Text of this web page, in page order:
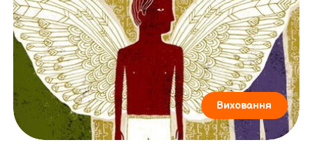
Виховання